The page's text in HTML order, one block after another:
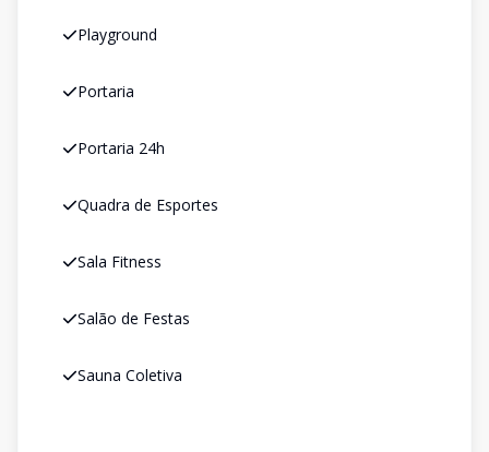
Playground
Portaria
Portaria 24h
Quadra de Esportes
Sala Fitness
Salão de Festas
Sauna Coletiva